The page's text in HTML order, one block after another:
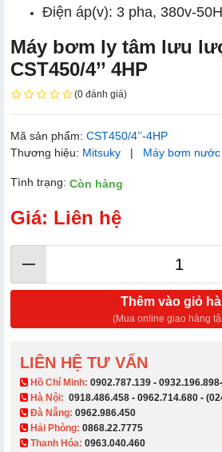
Điện áp(v): 3 pha, 380v-
Máy bơm ly tâm lưu
CST450/4’’ 4HP
(0 đánh giá)
Mã sản phẩm: CST450/4’’-4HP
Thương hiệu: Mitsuky | Máy bơm
Tình trạng: Còn hàng
Giá: Liên hệ
Thêm vào giỏ
(Mua online giao hàng
LIÊN HỆ TƯ VẤN
​ Hồ Chí Minh: 0902.787.139 - 0932.196.898-
Hà Nội: 0918.486.458 - 0962.714.680 -
Đà Nẵng: 0962.986.450
Hải Phòng: 0868.22.7775
Thanh Hóa: 0963.040.460